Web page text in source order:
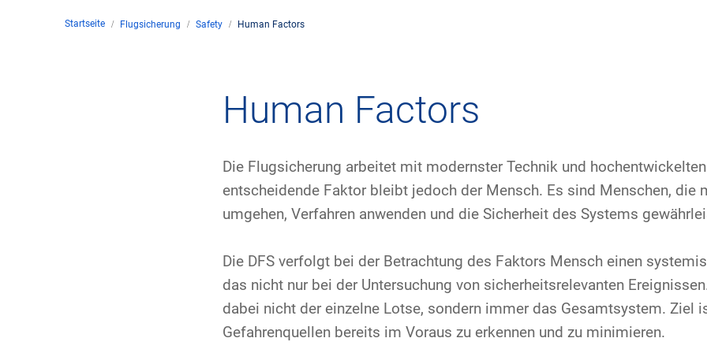
Unternehmen DFS
Rechtlicher Rahmen
Zivil-militärische Zusammenarbeit
Geschäftspartner DFS
Technik
Safety
Internationale Zusammenarbeit
Forschung und Entwicklung
Klima
Windenergie
Umweltmanagement
Umwelt vor Ort
FAQ zum
Anträge und
Drohnen an
Startseite Flugsicherung Safety Human Factors
Human Factors
Die Flugsicherung arbeitet mit modernster Technik und
entscheidende Faktor bleibt jedoch der Mensch. Es sind Menschen, die
umgehen, Verfahren anwenden und die Sicherheit des Systems
Die DFS verfolgt bei der Betrachtung des Faktors Mensch einen
das nicht nur bei der Untersuchung von sicherheitsrelevanten
dabei nicht der einzelne Lotse, sondern immer das Gesamtsystem. Ziel
Gefahrenquellen bereits im Voraus zu erkennen und zu minimieren.